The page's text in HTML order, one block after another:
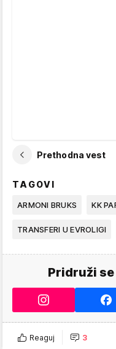
Prethodna vest
TAGOVI
ARMONI BRUKS KK
TRANSFERI U EVROLIGI
Pridruži se
Reaguj 3